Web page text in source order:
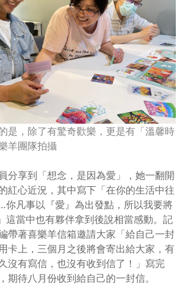
是，除了有驚奇歡樂，更是有「溫馨時
羊團隊拍攝
分享到「想念，是因為愛」，她一翻開
紅心近況，其中寫下「在你的生活中往
你凡事以『愛』為出發點，所以我要將
」這當中也有夥伴拿到後說相當感動。記
帶著喜樂羊信箱邀請大家「給自己一封
卡上，三個月之後將會寄出給大家，有
沒有寫信，也沒有收到信了！」寫完
期待八月份收到給自己的一封信。